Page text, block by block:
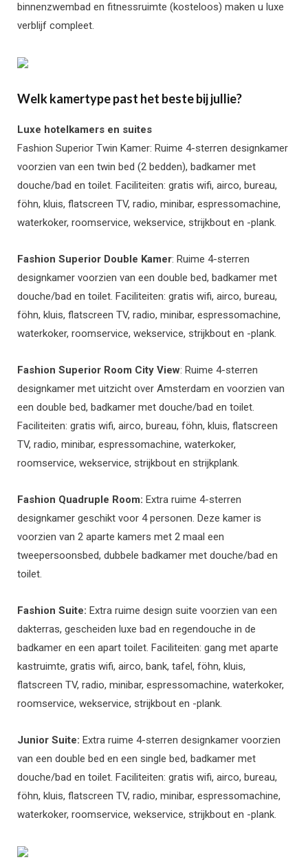
binnenzwembad en fitnessruimte (kosteloos) maken u luxe
verblijf compleet.
Welk kamertype past het beste bij jullie?
Luxe hotelkamers en suites
Fashion Superior Twin Kamer: Ruime 4-sterren designkamer
voorzien van een twin bed (2 bedden), badkamer met
douche/bad en toilet. Faciliteiten: gratis wifi, airco, bureau,
föhn, kluis, flatscreen TV, radio, minibar, espressomachine,
waterkoker, roomservice, wekservice, strijkbout en -plank.
Fashion Superior Double Kamer: Ruime 4-sterren
designkamer voorzien van een double bed, badkamer met
douche/bad en toilet. Faciliteiten: gratis wifi, airco, bureau,
föhn, kluis, flatscreen TV, radio, minibar, espressomachine,
waterkoker, roomservice, wekservice, strijkbout en -plank.
Fashion Superior Room City View: Ruime 4-sterren
designkamer met uitzicht over Amsterdam en voorzien van
een double bed, badkamer met douche/bad en toilet.
Faciliteiten: gratis wifi, airco, bureau, föhn, kluis, flatscreen
TV, radio, minibar, espressomachine, waterkoker,
roomservice, wekservice, strijkbout en strijkplank.
Fashion Quadruple Room: Extra ruime 4-sterren
designkamer geschikt voor 4 personen. Deze kamer is
voorzien van 2 aparte kamers met 2 maal een
tweepersoonsbed, dubbele badkamer met douche/bad en
toilet.
Fashion Suite: Extra ruime design suite voorzien van een
dakterras, gescheiden luxe bad en regendouche in de
badkamer en een apart toilet. Faciliteiten: gang met aparte
kastruimte, gratis wifi, airco, bank, tafel, föhn, kluis,
flatscreen TV, radio, minibar, espressomachine, waterkoker,
roomservice, wekservice, strijkbout en -plank.
Junior Suite: Extra ruime 4-sterren designkamer voorzien
van een double bed en een single bed, badkamer met
douche/bad en toilet. Faciliteiten: gratis wifi, airco, bureau,
föhn, kluis, flatscreen TV, radio, minibar, espressomachine,
waterkoker, roomservice, wekservice, strijkbout en -plank.